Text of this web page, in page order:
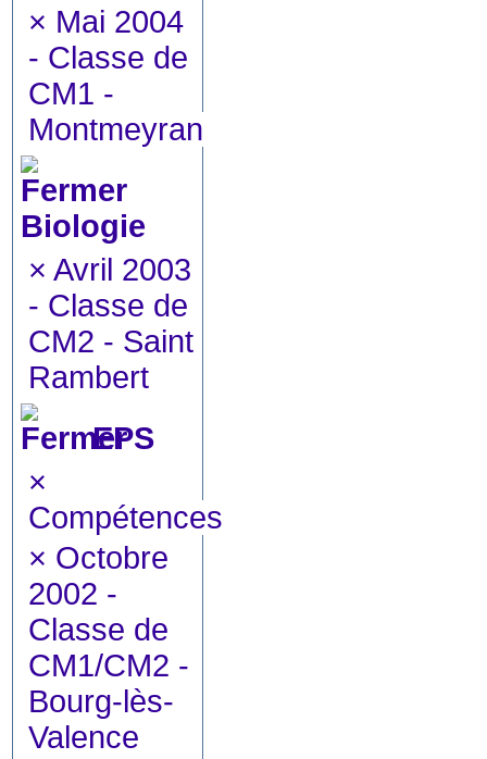
× Mai 2004
- Classe de
CM1 -
Montmeyran
Biologie
× Avril 2003
- Classe de
CM2 - Saint
Rambert
EPS
×
Compétences
× Octobre
2002 -
Classe de
CM1/CM2 -
Bourg-lès-
Valence